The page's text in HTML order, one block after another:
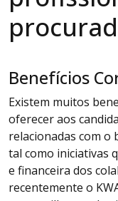
Benefícios
Existem muitos
oferecer aos
relacionadas com o
tal como iniciativas
e financeira dos
recentemente o